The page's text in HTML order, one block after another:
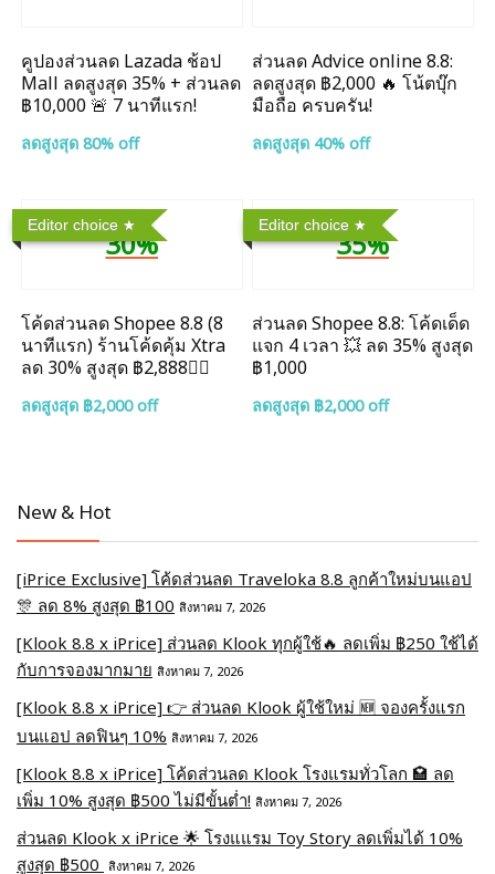
คูปองส่วนลด Lazada ช้อป
Mall ลดสูงสุด 35% + ส่วนลด
฿10,000 🚨 7 นาทีแรก!
ลดสูงสุด 80% off
ส่วนลด Advice online 8.8:
ลดสูงสุด ฿2,000 🔥 โน้ตบุ๊ก
มือถือ ครบครัน!
ลดสูงสุด 40% off
Editor choice
30%
โค้ดส่วนลด Shopee 8.8 (8
นาทีแรก) ร้านโค้ดคุ้ม Xtra
ลด 30% สูงสุด ฿2,888❤️‍🔥
ลดสูงสุด ฿2,000 off
Editor choice
35%
ส่วนลด Shopee 8.8: โค้ดเด็ด
แจก 4 เวลา 💥 ลด 35% สูงสุด
฿1,000
ลดสูงสุด ฿2,000 off
New & Hot
[iPrice Exclusive] โค้ดส่วนลด Traveloka 8.8 ลูกค้าใหม่บนแอป
🎊 ลด 8% สูงสุด​ ฿100 สิงหาคม 7, 2026
[Klook 8.8 x iPrice] ส่วนลด Klook ทุกผู้ใช้🔥 ลดเพิ่ม ฿250 ใช้ได้
กับการจองมากมาย สิงหาคม 7, 2026
[Klook 8.8 x iPrice] 👉 ส่วนลด Klook ผู้ใช้ใหม่ 🆕 จองครั้งแรก
บนแอป ลดฟินๆ 10% สิงหาคม 7, 2026
[Klook 8.8 x iPrice] โค้ดส่วนลด Klook โรงแรมทั่วโลก 🏩 ลด
เพิ่ม 10% สูงสุด ฿500 ไม่มีขั้นต่ำ! สิงหาคม 7, 2026
ส่วนลด Klook x iPrice 🌟 โรงแแรม Toy Story ลดเพิ่มได้ 10%
สูงสุด ฿500 สิงหาคม 7, 2026